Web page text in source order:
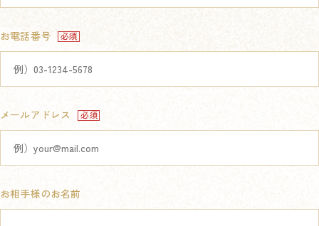
お電話番号
メールアドレス
お相手様のお名前